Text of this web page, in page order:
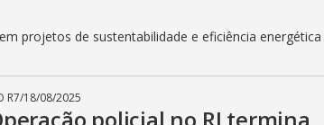
projetos de sustentabilidade e eficiência energética
R7/18/08/2025